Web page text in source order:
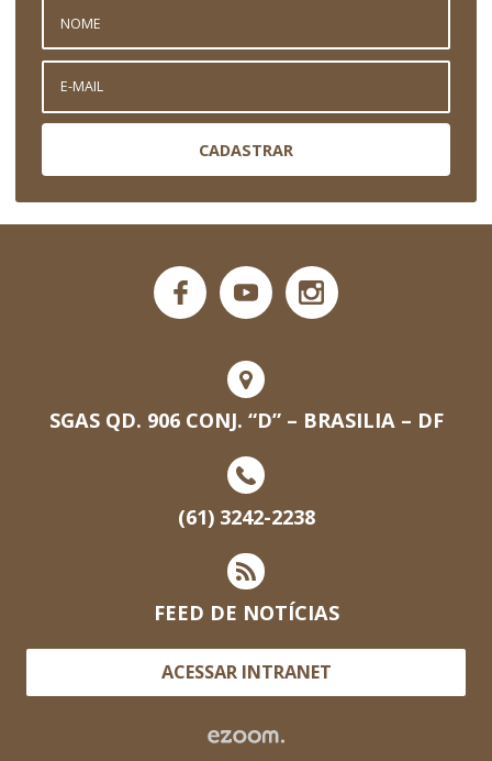
CADASTRAR
SGAS QD. 906 CONJ. “D” – BRASILIA – DF
(61) 3242-2238
FEED DE NOTÍCIAS
ACESSAR INTRANET